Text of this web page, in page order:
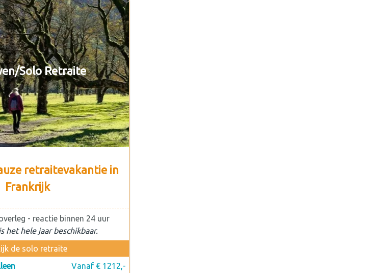
Solo Retraite
retraitevakantie in
Frankrijk
- reactie binnen 24 uur
het hele jaar beschikbaar.
de solo retraite
Vanaf € 1212,-